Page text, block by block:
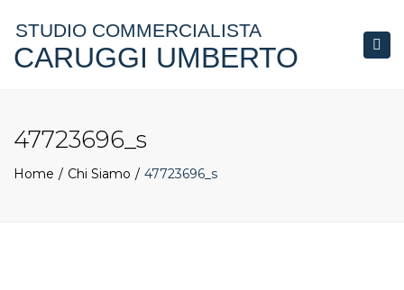
STUDIO COMMERCIALISTA
CARUGGI UMBERTO
47723696_s
Home Chi Siamo 47723696_s